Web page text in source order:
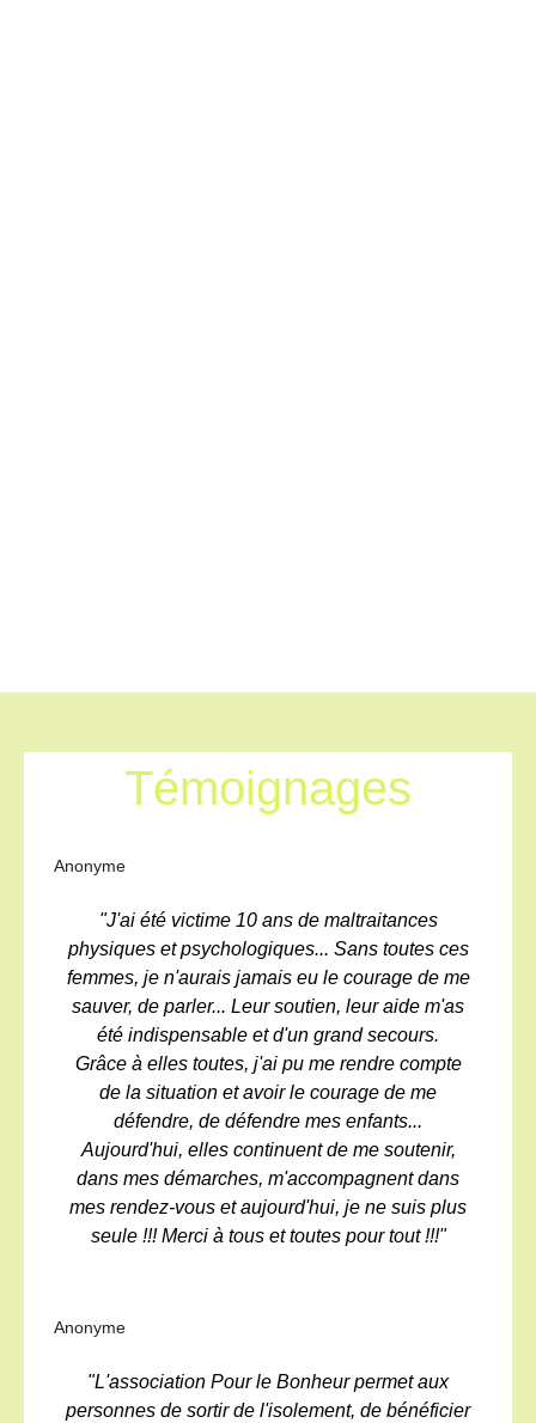
Témoignages
Anonyme
"J'ai été victime 10 ans de maltraitances
physiques et psychologiques... Sans toutes ces
femmes, je n'aurais jamais eu le courage de me
sauver, de parler... Leur soutien, leur aide m'as
été indispensable et d'un grand secours.
Grâce à elles toutes, j'ai pu me rendre compte
de la situation et avoir le courage de me
défendre, de défendre mes enfants...
Aujourd'hui, elles continuent de me soutenir,
dans mes démarches, m'accompagnent dans
mes rendez-vous et aujourd'hui, je ne suis plus
seule !!! Merci à tous et toutes pour tout !!!"
Anonyme
"L'association Pour le Bonheur permet aux
personnes de sortir de l'isolement, de bénéficier